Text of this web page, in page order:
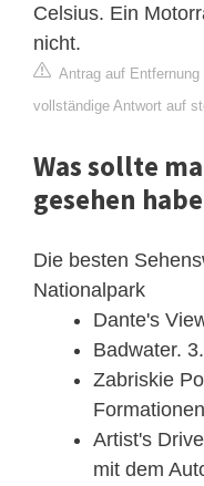
Celsius. Ein
nicht.
Antrag auf Entfernung
vollständige Antwort auf
Was sollte
gesehen
Die besten
Nationalpark
Dante's
Badwater.
Zabriskie
Artist's
mit dem